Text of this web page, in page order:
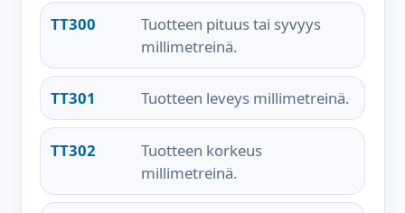
TT300
Tuotteen pituus tai syvyys
millimetreinä.
TT301 Tuotteen leveys millimetreinä.
TT302
Tuotteen korkeus
millimetreinä.